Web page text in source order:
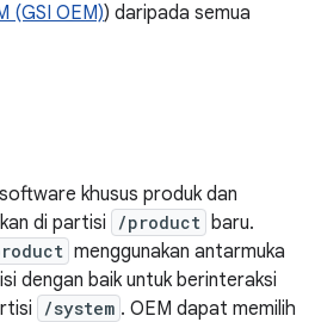
(GSI OEM)) daripada semua
khusus produk dan
di partisi
/product baru.
menggunakan antarmuka
dengan baik untuk berinteraksi
/system . OEM dapat memilih